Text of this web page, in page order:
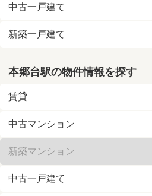
中古一戸建て
新築一戸建て
本郷台駅の物件情報を探す
賃貸
中古マンション
新築マンション
中古一戸建て